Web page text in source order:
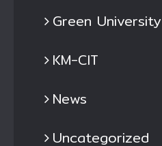
Green University
KM-CIT
News
Uncategorized